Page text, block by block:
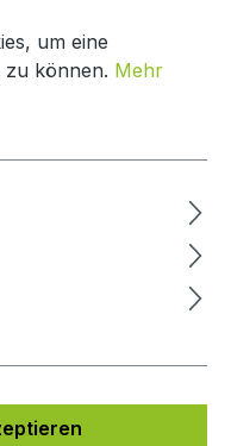
Integration
um eine
zu können. Mehr